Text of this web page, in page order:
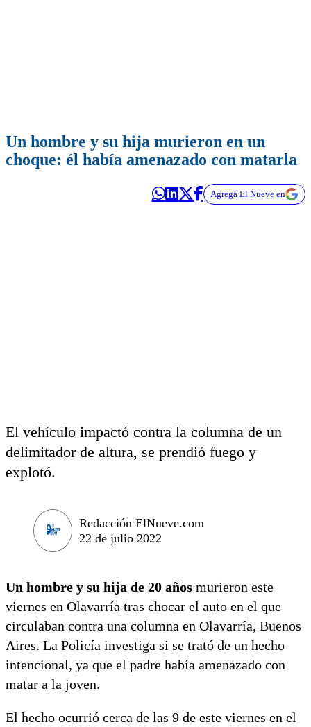
Un hombre y su hija murieron en un
choque: él había amenazado con matarla
Agrega El Nueve en
El vehículo impactó contra la columna de un
delimitador de altura, se prendió fuego y
explotó.
Redacción ElNueve.com
22 de julio 2022
Un hombre y su hija de 20 años murieron este
viernes en Olavarría tras chocar el auto en el que
circulaban contra una columna en Olavarría, Buenos
Aires. La Policía investiga si se trató de un hecho
intencional, ya que el padre había amenazado con
matar a la joven.
El hecho ocurrió cerca de las 9 de este viernes en el